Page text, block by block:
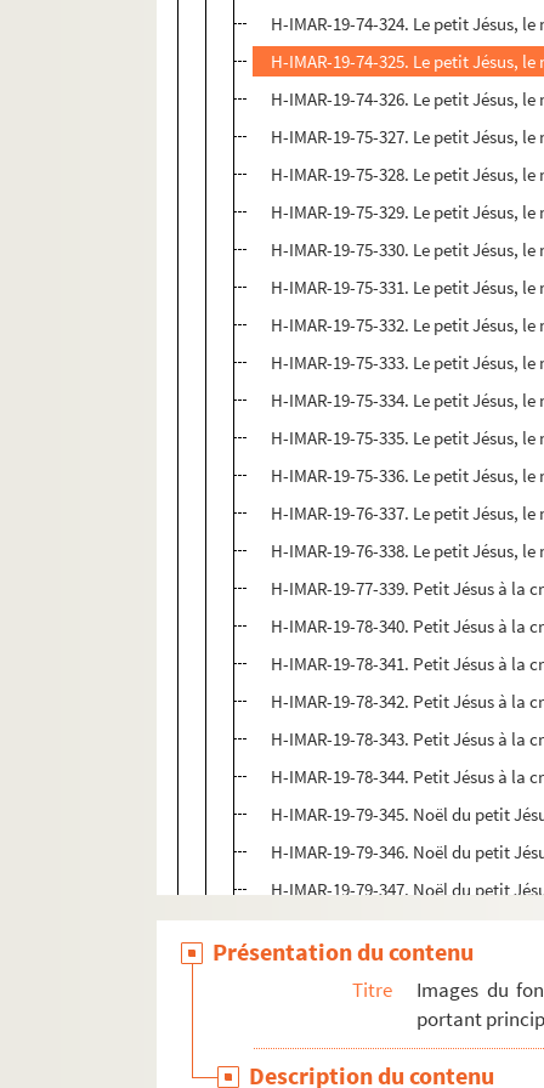
H-IMAR-19-74-324. Le petit Jésus,
H-IMAR-19-74-325. Le petit Jésus,
H-IMAR-19-74-326. Le petit Jésus,
H-IMAR-19-75-327. Le petit Jésus,
H-IMAR-19-75-328. Le petit Jésus,
H-IMAR-19-75-329. Le petit Jésus,
H-IMAR-19-75-330. Le petit Jésus,
H-IMAR-19-75-331. Le petit Jésus,
H-IMAR-19-75-332. Le petit Jésus,
H-IMAR-19-75-333. Le petit Jésus,
H-IMAR-19-75-334. Le petit Jésus,
H-IMAR-19-75-335. Le petit Jésus,
H-IMAR-19-75-336. Le petit Jésus,
H-IMAR-19-76-337. Le petit Jésus,
H-IMAR-19-76-338. Le petit Jésus,
H-IMAR-19-77-339. Petit Jésus à la
H-IMAR-19-78-340. Petit Jésus à la
H-IMAR-19-78-341. Petit Jésus à la
H-IMAR-19-78-342. Petit Jésus à la
H-IMAR-19-78-343. Petit Jésus à la
H-IMAR-19-78-344. Petit Jésus à la
H-IMAR-19-79-345. Noël du petit
H-IMAR-19-79-346. Noël du petit
H-IMAR-19-79-347. Noël du petit
H-IMAR-19-79-348. Noël du petit
H-IMAR-19-80-349. Petit Jésus avec
H-IMAR-19-80-350. Petit Jésus avec
H-IMAR-19-80-352. Petit Jésus avec
Présentation du contenu
Titre
Images du
portant
Description du contenu